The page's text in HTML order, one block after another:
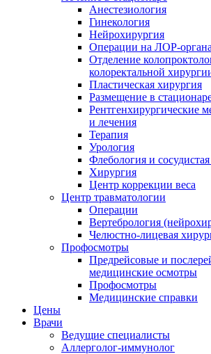
Анестезиология
Гинекология
Нейрохирургия
Операции на ЛОР-
Отделение
колоректальной
Пластическая хирургия
Размещение в
Рентгенхирургические
и лечения
Терапия
Урология
Флебология и
Хирургия
Центр коррекции веса
Центр травматологии
Операции
Вертебрология
Челюстно-лицевая
Профосмотры
Предрейсовые и
медицинские осмотры
Профосмотры
Медицинские справки
Цены
Врачи
Ведущие специалисты
Аллерголог-иммунолог